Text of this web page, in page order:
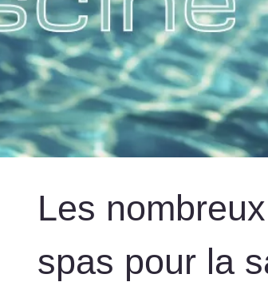
Les
spas pour la